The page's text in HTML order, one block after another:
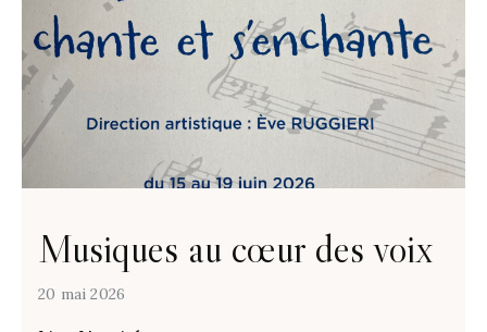
Musiques au cœur des voix
20 mai 2026